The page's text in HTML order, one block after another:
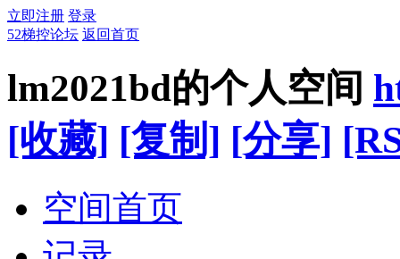
立即注册 登录
52梯控论坛 返回首页
lm2021bd的个人空间
[收藏] [复制] [分享]
空间首页